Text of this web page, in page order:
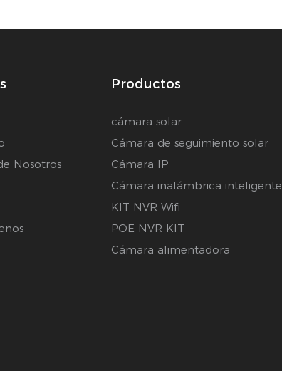
Nosotros
Productos
cámara solar
Cámara de seguimiento solar
Cámara IP
Cámara inalámbrica inteligente
KIT NVR Wifi
POE NVR KIT
Cámara alimentadora